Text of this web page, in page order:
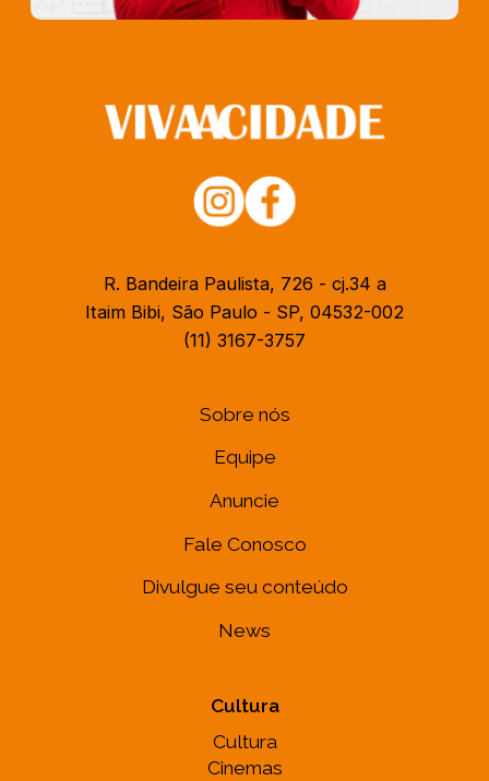
R. Bandeira Paulista, 726 - cj.34 a
Itaim Bibi, São Paulo - SP, 04532-002
(11) 3167-3757
Sobre nós
Equipe
Anuncie
Fale Conosco
Divulgue seu conteúdo
News
Cultura
Cultura
Cinemas